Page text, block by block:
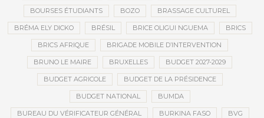
BOURSES ÉTUDIANTS BOZO BRASSAGE CULTUREL
BRÉMA ELY DICKO BRÉSIL BRICE OLIGUI NGUEMA BRICS
BRICS AFRIQUE BRIGADE MOBILE D’INTERVENTION
BRUNO LE MAIRE BRUXELLES BUDGET 2027-2029
BUDGET AGRICOLE BUDGET DE LA PRÉSIDENCE
BUDGET NATIONAL BUMDA
BUREAU DU VÉRIFICATEUR GÉNÉRAL BURKINA FASO BVG